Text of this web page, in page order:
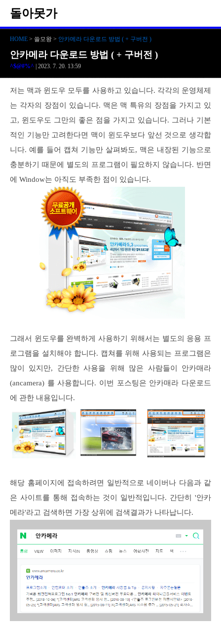
돌아못가
HOME > 쓸모왕 > 안카메라 다운로드 방법 ( + 구버전 )
안카메라 다운로드 방법 ( + 구버전 )
^$@#%^ | 2023. 7. 20. 13:59
저는 맥과 윈도우 모두를 사용하고 있습니다. 각각의 운영체제
는 각자의 장점이 있습니다. 맥은 맥 특유의 장점을 가지고 있
고, 윈도우도 그만의 좋은 점을 가지고 있습니다. 그러나 기본
적인 기능만 고려한다면 맥이 윈도우보다 앞선 것으로 생각합
니다. 예를 들어 캡쳐 기능만 살펴봐도, 맥은 내장된 기능으로
충분하기 때문에 별도의 프로그램이 필요하지 않습니다. 반면
에 Window는 아직도 부족한 점이 있습니다.
그래서 윈도우를 완벽하게 사용하기 위해서는 별도의 응용 프
로그램을 설치해야 합니다. 캡쳐를 위해 사용되는 프로그램은
많이 있지만, 간단한 사용을 위해 많은 사람들이 안카매라
(ancamera) 를 사용합니다. 이번 포스팅은 안카매라 다운로드
에 관한 내용입니다.
해당 홈페이지에 접속하려면 일반적으로 네이버나 다음과 같
은 사이트를 통해 접속하는 것이 일반적입니다. 간단히 '안카
메라'라고 검색하면 가장 상위에 검색결과가 나타납니다.